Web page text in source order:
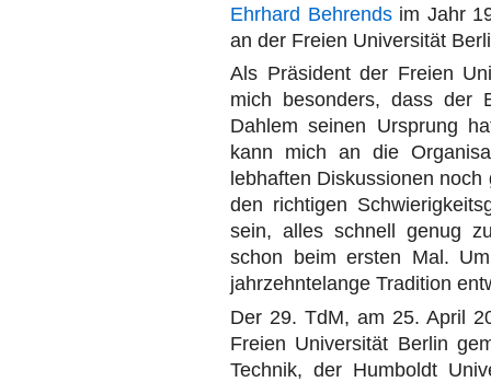
Ehrhard Behrendsim Jahr
an der Freien Universität
Als Präsident der Freien
mich besonders, dass der
Dahlem seinen Ursprung
kann mich an die
lebhaften Diskussionen
den richtigen
sein, alles schnell genug
schon beim ersten Mal.
jahrzehntelange Tradition
Der 29. TdM, am 25. April
Freien Universität Berlin
Technik, der Humboldt